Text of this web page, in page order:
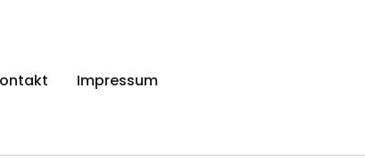
Impressum